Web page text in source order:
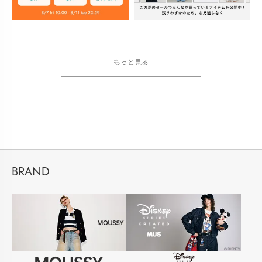
もっと見る
BRAND